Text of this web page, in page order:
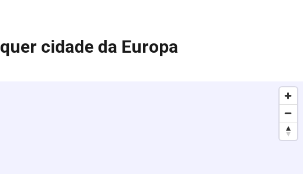
cidade da Europa